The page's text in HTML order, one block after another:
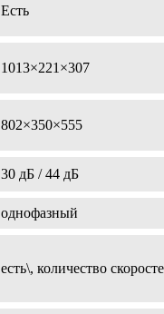
Есть
1013×221×307
802×350×555
30 дБ / 44 дБ
однофазный
есть\, количество